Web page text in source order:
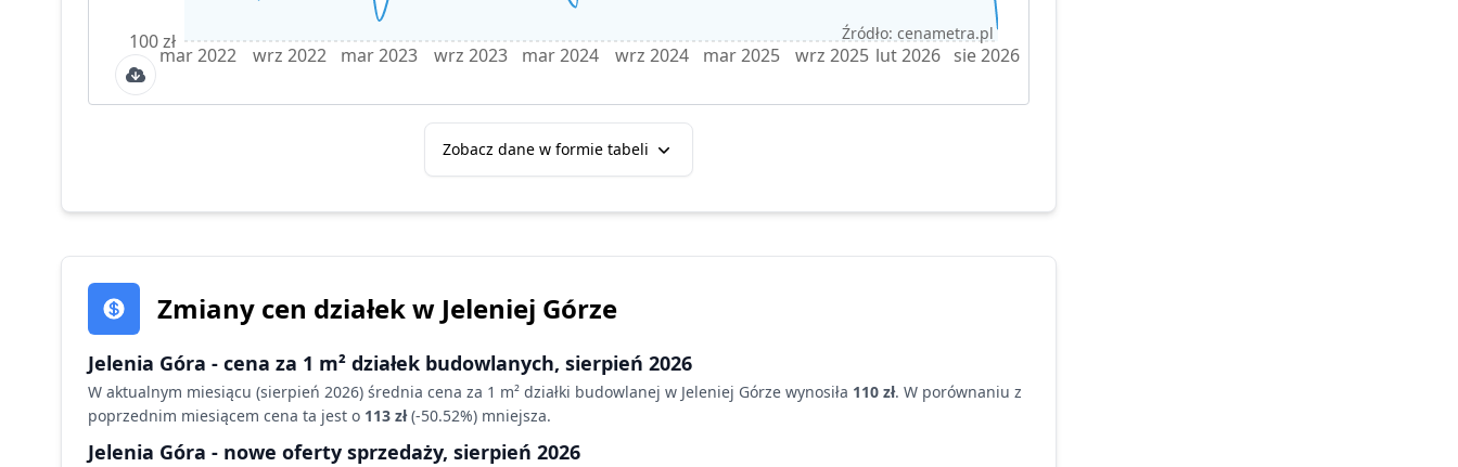
mar 2022 wrz 2022 mar 2023 wrz 2023 mar 2024 wrz 2024 mar 2025 wrz 2025 lut 2026 sie 2026
100 zł Źródło: cenametra.pl
Zobacz dane w formie tabeli
Zmiany cen działekw Jeleniej Górze
Jelenia Góra - cena za 1 m² działek budowlanych, sierpień 2026
W aktualnym miesiącu (sierpień 2026) średnia cena za 1 m² działki budowlanej w Jeleniej Górze wynosiła 110 zł. W porównaniu z
poprzednim miesiącem cena ta jest o 113 zł (-50.52%) mniejsza.
Jelenia Góra - nowe oferty sprzedaży, sierpień 2026